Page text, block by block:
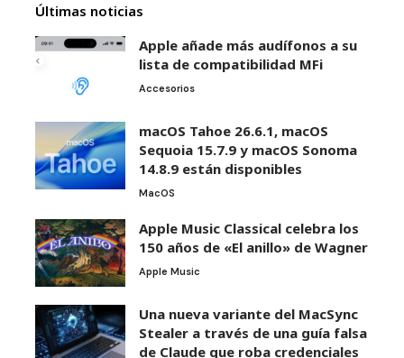
Últimas noticias
Apple añade más audífonos a su
lista de compatibilidad MFi
Accesorios
macOS Tahoe 26.6.1, macOS
Sequoia 15.7.9 y macOS Sonoma
14.8.9 están disponibles
MacOS
Apple Music Classical celebra los
150 años de «El anillo» de Wagner
Apple Music
Una nueva variante del MacSync
Stealer a través de una guía falsa
de Claude que roba credenciales